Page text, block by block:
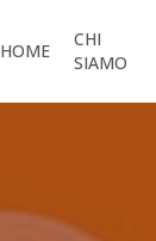
HOME
CHI
SIAMO